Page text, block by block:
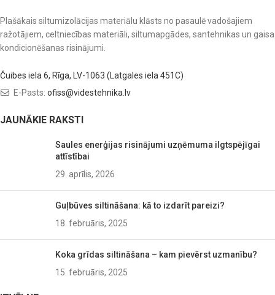
Plašākais siltumizolācijas materiālu klāsts no pasaulē vadošajiem
ražotājiem, celtniecības materiāli, siltumapgādes, santehnikas un gaisa
kondicionēšanas risinājumi.
Čuibes iela 6, Rīga, LV-1063 (Latgales iela 451C)
E-Pasts: ofiss@videstehnika.lv
JAUNĀKIE RAKSTI
Saules enerģijas risinājumi uzņēmuma ilgtspējīgai
attīstībai
29. aprīlis, 2026
Guļbūves siltināšana: kā to izdarīt pareizi?
18. februāris, 2025
Koka grīdas siltināšana – kam pievērst uzmanību?
15. februāris, 2025